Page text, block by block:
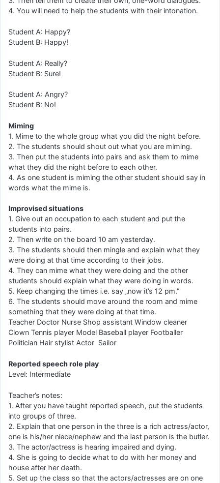
4. You will need to help the students with their intonation.
Student A: Happy?
Student B: Happy!
Student A: Really?
Student B: Sure!
Student A: Angry?
Student B: No!
Miming
1. Mime to the whole group what you did the night before.
2. The students should shout out what you are miming.
3. Then put the students into pairs and ask them to mime
what they did the night before to each other.
4. As one student is miming the other student should say in
words what the mime is.
Improvised situations
1. Give out an occupation to each student and put the
students into pairs.
2. Then write on the board 10 am yesterday.
3. The students should then mingle and explain what they
were doing at that time according to their jobs.
4. They can mime what they were doing and the other
students should explain what they were doing in words.
5. Keep changing the times i.e. say „now it’s 12 pm.”
6. The students should move around the room and mime
something that they were doing at that time.
Teacher Doctor Nurse Shop assistant Window cleaner
Clown Tennis player Model Baseball player Footballer
Politician Hair stylist Actor Sailor
Reported speech role play
Level: Intermediate
Teacher’s notes:
1. After you have taught reported speech, put the students
into groups of three.
2. Explain that one person in the three is a rich actress/actor,
one is his/her niece/nephew and the last person is the butler.
3. The actor/actress is hearing impaired and dying.
4. She is going to decide what to do with her money and
house after her death.
5. Set up the class so that the actors/actresses are on one